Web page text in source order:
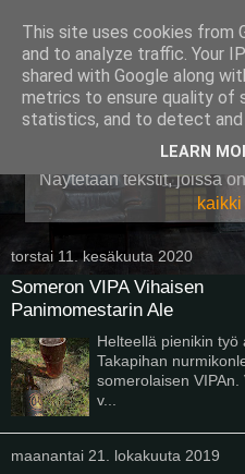
Pullollinen
Näytetään tekstit, joissa
torstai 11. kesäkuuta 2020
Someron VIPA Vihaisen
Panimomestarin Ale
Helteellä pienikin työ
Takapihan
somerolaisen VIPAn.
v...
maanantai 21. lokakuuta 2019
This site uses cookies from
and to analyze traffic. Your
shared with Google along
metrics to ensure quality of
statistics, and to detect and
LEARN